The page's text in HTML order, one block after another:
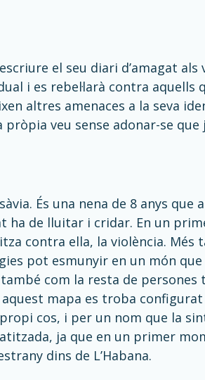
el seu diari d’amagat als
i es rebel·larà contra aquells
altres amenaces a la seva
veu sense adonar-se que
És una nena de 8 anys que
ha de lluitar i cridar. En un
contra ella, la violència. Més
pot esmunyir en un món que
com la resta de persones
mapa es troba
cos, i per un nom que la
ja que en un primer
dins de L’Habana.